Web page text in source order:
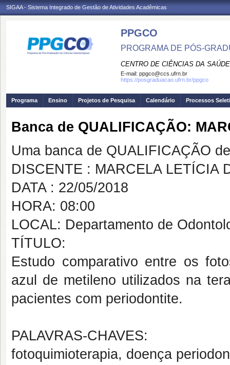
SIGAA - Sistema Integrado de Gestão de Atividades Acadêmicas
PPGCO
PROGRAMA DE PÓS-
CENTRO DE CIÊNCIAS DA SAÚDE
E-mail: ppgco@ccs.ufrn.br
https://posgraduacao.ufrn.br/ppgco
Programa Ensino Projetos de Pesquisa Calendário Processos
Banca de QUALIFICAÇÃO:
Uma banca de QUALIFICAÇÃO
DISCENTE : MARCELA LETÍCIA
DATA : 22/05/2018
HORA: 08:00
LOCAL: Departamento de
TÍTULO:
Estudo comparativo entre os
azul de metileno utilizados na
pacientes com periodontite.
PALAVRAS-CHAVES:
fotoquimioterapia, doença